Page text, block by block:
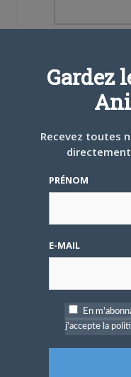
Se
OÙ TROUVER NOS
Gardez
Recevez toutes
PRÉNOM
E-MAIL
En
j'accepte la